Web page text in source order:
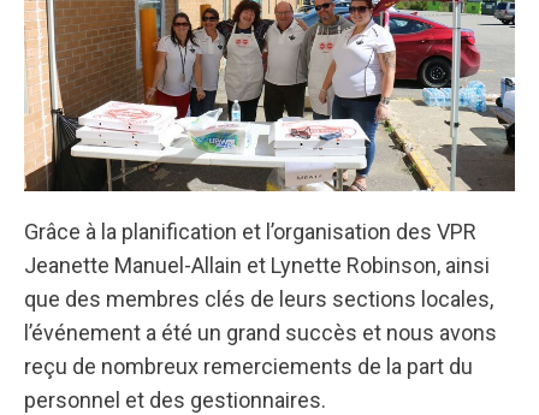
Grâce à la planification et l’organisation des VPR
Jeanette Manuel-Allain et Lynette Robinson, ainsi
que des membres clés de leurs sections locales,
l’événement a été un grand succès et nous avons
reçu de nombreux remerciements de la part du
personnel et des gestionnaires.